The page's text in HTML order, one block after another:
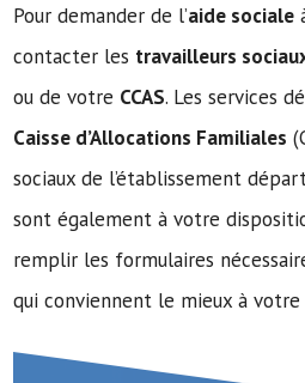
Pour demander de l’aide sociale
contacter les travailleurs
ou de votre CCAS. Les services
Caisse d’Allocations Familiales
sociaux de l’établissement
sont également à votre
remplir les formulaires
qui conviennent le mieux à votre